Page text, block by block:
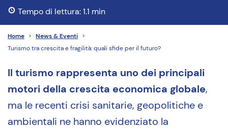
Tempo di lettura: 1.1 min
Home > News & Eventi >
Turismo tra crescita e fragilità: quali sfide per il futuro?
Il turismo rappresenta uno dei principali
motori della crescita economica globale,
ma le recenti crisi sanitarie, geopolitiche e
ambientali ne hanno evidenziato la